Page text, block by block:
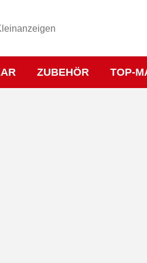
ZUBEHÖR TOP-